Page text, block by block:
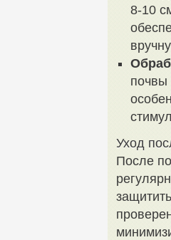
8-10
почвы
Уход
После